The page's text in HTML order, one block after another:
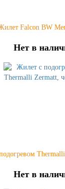
Falcon BW
Нет в
Нет в